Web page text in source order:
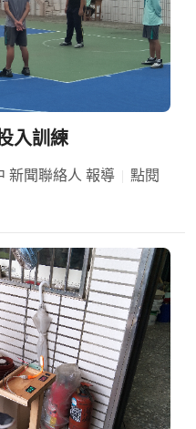
入訓練
新聞聯絡人 報導
點閱